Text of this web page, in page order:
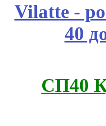
Vilatte -
40
СП40